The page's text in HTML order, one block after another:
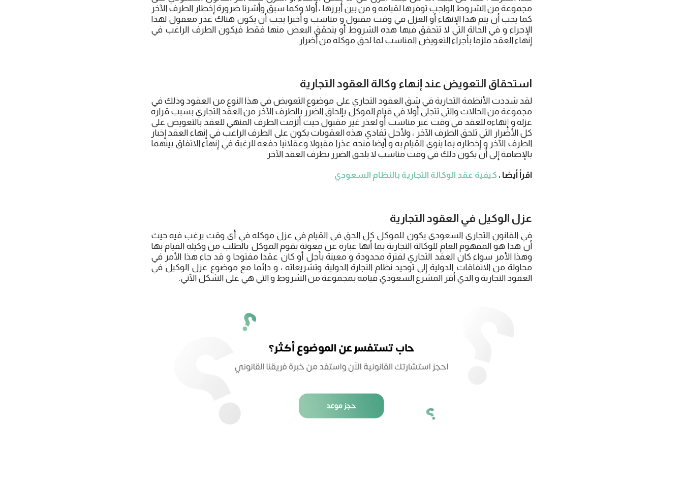
مجموعة من الشروط الواجب توفرها لقيامه و من بين أبرزها ، أولا وكما سبق وأشرنا ضرورة إخطار الطرف الآخر
كما يجب أن يتم هذا الإنهاء أو العزل في وقت مقبول و مناسب و أخيرا يجب أن يكون هناك عذر معقول لهذا
الإجراء و في الحالة التي لا تتحقق فيها هذه الشروط أو يتحقق البعض منها فقط فيكون الطرف الراغب في
إنهاء العقد ملزما بأجراء التعويض المناسب لما لحق موكله من أضرار.
استحقاق التعويض عند إنهاء وكالة العقود التجارية
لقد شددت الأنظمة التجارية في شق العقود التجاري على موضوع التعويض في هذا النوع من العقود وذلك في
مجموعة من الحالات والتي تتجلى أولا في قيام الموكل بإلحاق الضرر بالطرف الآخر من العقد التجاري بسبب قراره
عزله و إنهاءه للعقد في وقت غير مناسب أو لعذر غير مقبول حيث ألزمت الطرف المنهي للعقد بالتعويض على
كل الأضرار التي تلحق الطرف الآخر ، ولأجل تفادي هذه العقوبات يكون على الطرف الراغب في إنهاء العقد إخبار
الطرف الآخر و إخطاره بما ينوي القيام به و أيضا منحه عذرا مقبولا وعقلانيا دفعه للرغبة في إنهاء الاتفاق بينهما
بالإضافة إلى أن يكون ذلك في وقت مناسب لا يلحق الضرر بطرف العقد الآخر
اقرأ أيضا ، كيفية عقد الوكالة التجارية بالنظام السعودي
عزل الوكيل في العقود التجارية
في القانون التجاري السعودي يكون للموكل كل الحق في القيام في عزل موكله في أي وقت يرغب فيه حيث
أن هذا هو المفهوم العام للوكالة التجارية بما أنها عبارة عن معونة يقوم الموكل بالطلب من وكيله القيام بها
وهذا الأمر سواء كان العقد التجاري لفترة محدودة و معينة بأجل أو كان عقدا مفتوحا و قد جاء هذا الأمر في
محاولة من الاتفاقات الدولية إلى توحيد نظام التجارة الدولية وتشريعاته ، و دائما مع موضوع عزل الوكيل في
العقود التجارية و الذي أقر المشرع السعودي قيامه بمجموعة من الشروط و التي هي على الشكل الآتي.